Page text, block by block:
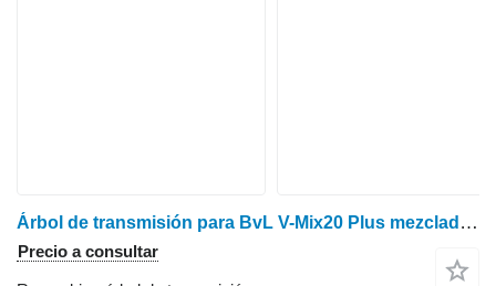
Árbol de transmisión para BvL V-Mix20 Plus mezclador autopropulsado
Precio a consultar